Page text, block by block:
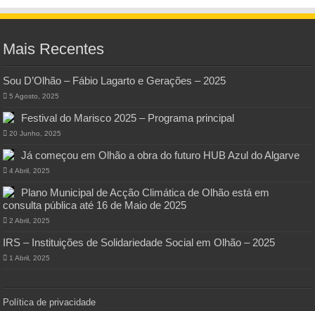
Mais Recentes
Sou D’Olhão – Fábio Lagarto e Gerações – 2025
5 Agosto, 2025
Festival do Marisco 2025 – Programa principal
20 Junho, 2025
Já começou em Olhão a obra do futuro HUB Azul do Algarve
4 Abril, 2025
Plano Municipal de Acção Climática de Olhão está em
consulta pública até 16 de Maio de 2025
2 Abril, 2025
IRS – Instituições de Solidariedade Social em Olhão – 2025
1 Abril, 2025
Política de privacidade